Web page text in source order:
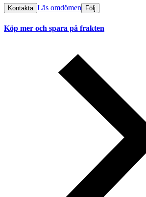
Kontakta Läs omdömen Följ
Köp mer och spara på frakten